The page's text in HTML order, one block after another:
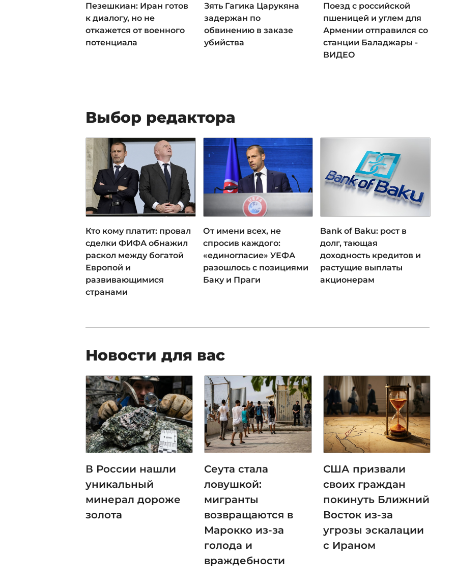
Пезешкиан: Иран готов
к диалогу, но не
откажется от военного
потенциала
Зять Гагика Царукяна
задержан по
обвинению в заказе
убийства
Поезд с российской
пшеницей и углем для
Армении отправился со
станции Баладжары -
ВИДЕО
Выбор редактора
Кто кому платит: провал
сделки ФИФА обнажил
раскол между богатой
Европой и
развивающимися
странами
От имени всех, не
спросив каждого:
«единогласие» УЕФА
разошлось с позициями
Баку и Праги
Bank of Baku: рост в
долг, тающая
доходность кредитов и
растущие выплаты
акционерам
Новости для вас
В России нашли
уникальный
минерал дороже
золота
Сеута стала
ловушкой:
мигранты
возвращаются в
Марокко из-за
голода и
враждебности
США призвали
своих граждан
покинуть Ближний
Восток из-за
угрозы эскалации
с Ираном